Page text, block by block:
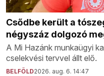
Csődbe került a
négyszáz dolgozó
A Mi Hazánk munkaügyi
cselekvési tervvel állt elő.
BELFÖLD2026. aug. 6. 14:47